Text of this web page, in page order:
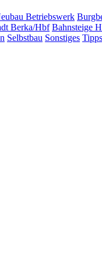
Betriebswerk
Berka/Hbf Bahnsteige
Selbstbau Sonstiges